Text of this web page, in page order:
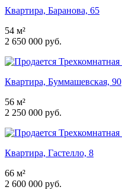
Квартира, Баранова, 65
54 м²
2 650 000 руб.
Квартира, Буммашевская, 90
56 м²
2 250 000 руб.
Квартира, Гастелло, 8
66 м²
2 600 000 руб.